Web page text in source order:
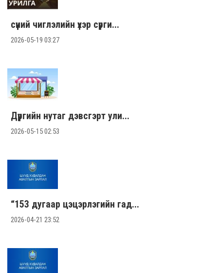
сүүний чиглэлийн үхэр сүрги...
2026-05-19 03:27
Дүүргийн нутаг дэвсгэрт ули...
2026-05-15 02:53
“153 дугаар цэцэрлэгийн гад...
2026-04-21 23:52